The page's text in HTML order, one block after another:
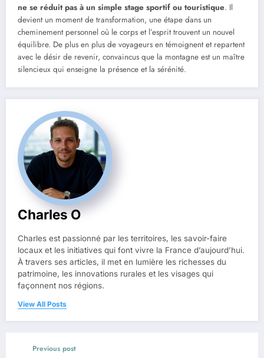
ne se réduit pas à un simple stage sportif ou touristique. Il
devient un moment de transformation, une étape dans un
cheminement personnel où le corps et l’esprit trouvent un nouvel
équilibre. De plus en plus de voyageurs en témoignent et repartent
avec le désir de revenir, convaincus que la montagne est un maître
silencieux qui enseigne la présence et la sérénité.
Charles O
Charles est passionné par les territoires, les savoir-faire
locaux et les initiatives qui font vivre la France d’aujourd’hui.
À travers ses articles, il met en lumière les richesses du
patrimoine, les innovations rurales et les visages qui
façonnent nos régions.
View All Posts
Previous post